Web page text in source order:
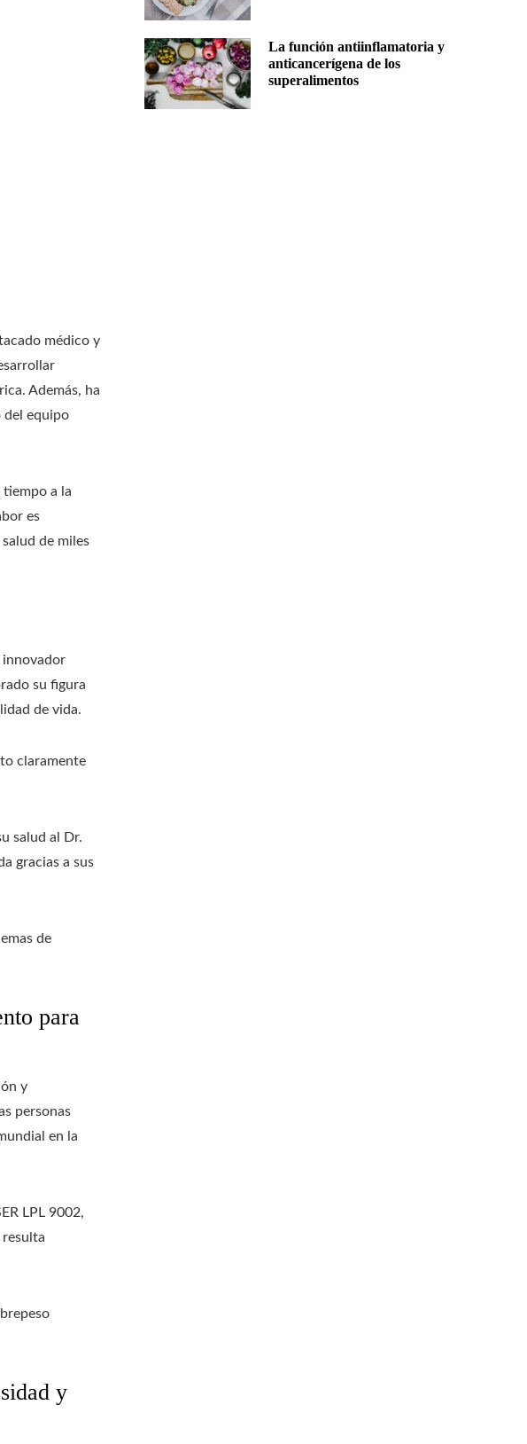
médico y
Además, ha
del equipo
a la
es
de miles
innovador
su figura
de vida.
claramente
salud al Dr.
gracias a sus
de
para
y
personas
en la
LPL 9002,
y
La función antiinflamatoria y
anticancerígena de los
superalimentos